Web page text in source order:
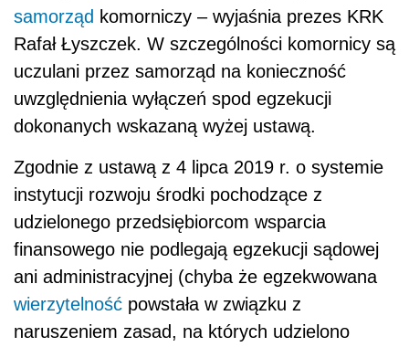
samorząd komorniczy – wyjaśnia prezes KRK
Rafał Łyszczek. W szczególności komornicy są
uczulani przez samorząd na konieczność
uwzględnienia wyłączeń spod egzekucji
dokonanych wskazaną wyżej ustawą.
Zgodnie z ustawą z 4 lipca 2019 r. o systemie
instytucji rozwoju środki pochodzące z
udzielonego przedsiębiorcom wsparcia
finansowego nie podlegają egzekucji sądowej
ani administracyjnej (chyba że egzekwowana
wierzytelność powstała w związku z
naruszeniem zasad, na których udzielono